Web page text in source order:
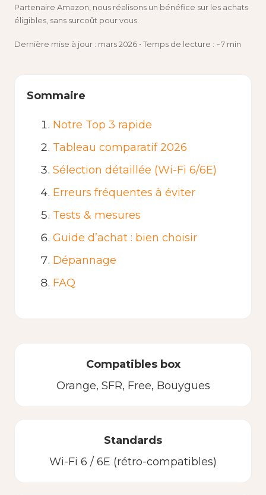
Partenaire Amazon, nous réalisons un bénéfice sur les achats
éligibles, sans surcoût pour vous.
Dernière mise à jour : mars 2026 • Temps de lecture : ~7 min
Sommaire
Notre Top 3 rapide
Tableau comparatif 2026
Sélection détaillée (Wi-Fi 6/6E)
Erreurs fréquentes à éviter
Tests & mesures
Guide d’achat : bien choisir
Dépannage
FAQ
Compatibles box
Orange, SFR, Free, Bouygues
Standards
Wi-Fi 6 / 6E (rétro-compatibles)